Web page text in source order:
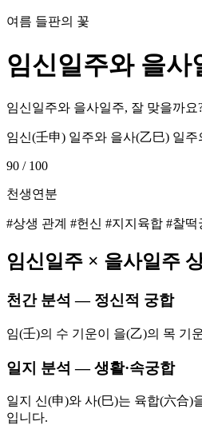
여름 들판의 꽃
임신일주와 을사
임신일주와 을사일주, 잘 맞을까요
임신(壬申) 일주와 을사(乙巳) 일주
90 / 100
천생연분
#상생 관계 #헌신 #지지육합 #찰떡
임신일주 × 을사일주
천간 분석 — 정신적 궁합
임(壬)의 수 기운이 을(乙)의 목 기
일지 분석 — 생활·속궁합
일지 신(申)와 사(巳)는 육합(六合)
입니다.